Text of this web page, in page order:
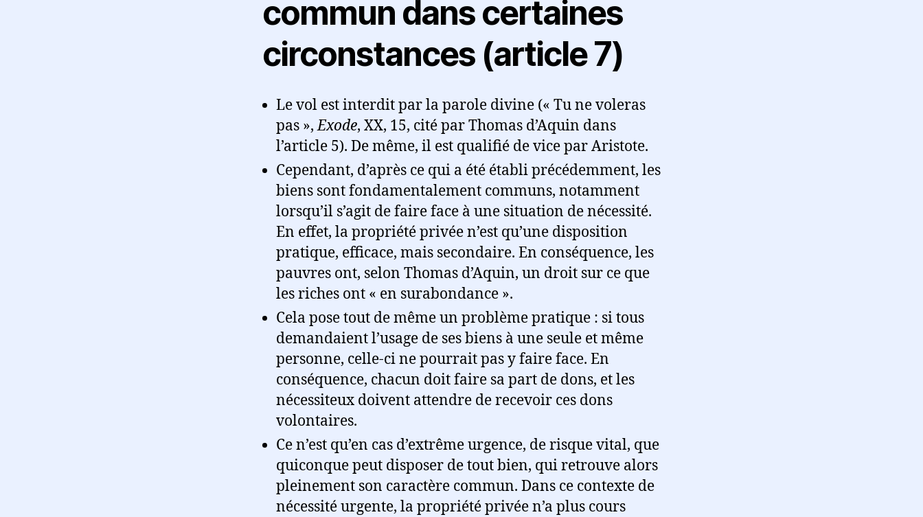
commun dans certaines
circonstances (article 7)
Le vol est interdit par la parole divine (« Tu ne voleras
pas »,Exode, XX, 15, cité par Thomas d’Aquin dans
l’article 5). De même, il est qualifié de vice par Aristote.
Cependant, d’après ce qui a été établi précédemment, les
biens sont fondamentalement communs, notamment
lorsqu’il s’agit de faire face à une situation de nécessité.
En effet, la propriété privée n’est qu’une disposition
pratique, efficace, mais secondaire. En conséquence, les
pauvres ont, selon Thomas d’Aquin, un droit sur ce que
les riches ont « en surabondance ».
Cela pose tout de même un problème pratique : si tous
demandaient l’usage de ses biens à une seule et même
personne, celle-ci ne pourrait pas y faire face. En
conséquence, chacun doit faire sa part de dons, et les
nécessiteux doivent attendre de recevoir ces dons
volontaires.
Ce n’est qu’en cas d’extrême urgence, de risque vital, que
quiconque peut disposer de tout bien, qui retrouve alors
pleinement son caractère commun. Dans ce contexte de
nécessité urgente, la propriété privée n’a plus cours